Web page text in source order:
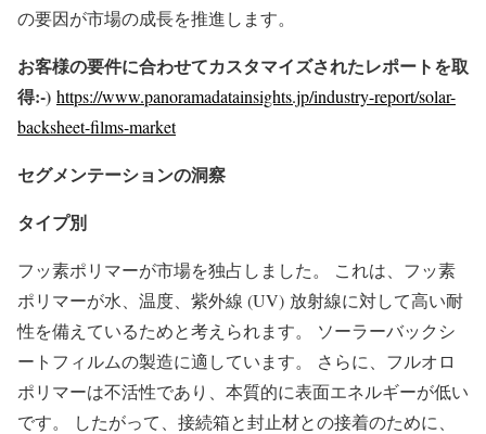
の要因が市場の成長を推進します。
お客様の要件に合わせてカスタマイズされたレポートを取
得:-) https://www.panoramadatainsights.jp/industry-report/solar-
backsheet-films-market
セグメンテーションの洞察
タイプ別
フッ素ポリマーが市場を独占しました。 これは、フッ素
ポリマーが水、温度、紫外線 (UV) 放射線に対して高い耐
性を備えているためと考えられます。 ソーラーバックシ
ートフィルムの製造に適しています。 さらに、フルオロ
ポリマーは不活性であり、本質的に表面エネルギーが低い
です。 したがって、接続箱と封止材との接着のために、